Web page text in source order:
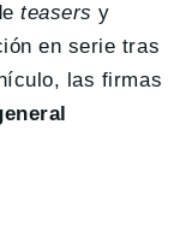
teasersy
en serie tras
las firmas